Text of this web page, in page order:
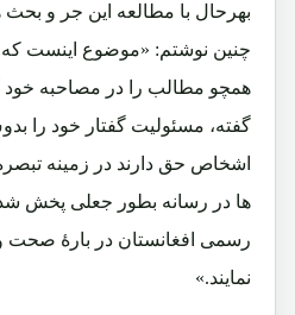
بهرحال با مطالعه این جر و بحث
چنین نوشتم: «موضوع اینست که
همچو مطالب را در مصاحبه خود
گفته، مسئولیت گفتار خود را
اشخاص حق دارند در زمینه تبصره
ها در رسانه بطور جعلی پخش
رسمی افغانستان در بارۀ صحت
نمایند.»